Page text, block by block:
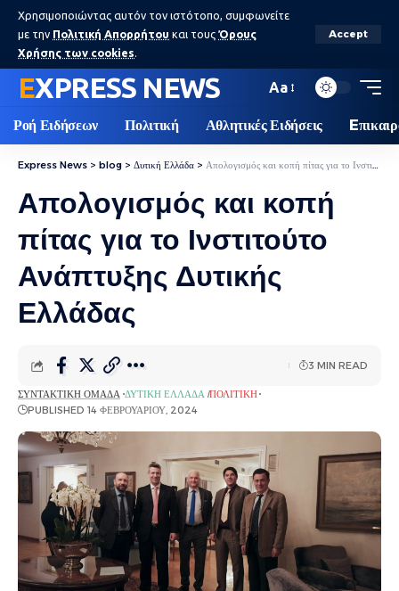
Χρησιμοποιώντας αυτόν τον ιστότοπο, συμφωνείτε
με την Πολιτική Απορρήτου και τους Όρους
Χρήσης των cookies.
Accept
EXPRESS NEWS Aa
Ροή Ειδήσεων Πολιτική Αθλητικές Ειδήσεις
Express News > blog > Δυτική Ελλάδα > Απολογισμός και κοπή πίτας για το Ινστιτούτο Ανάπτυξης Δυτικής Ελλάδας
Απολογισμός και κοπή
πίτας για το Ινστιτούτο
Ανάπτυξης Δυτικής
Ελλάδας
ΣΥΝΤΑΚΤΙΚΉ ΟΜΆΔΑ ΔΥΤΙΚΉ ΕΛΛΆΔΑ ΠΟΛΙΤΙΚΉ
PUBLISHED 14 ΦΕΒΡΟΥΑΡΊΟΥ, 2024
3 MIN READ